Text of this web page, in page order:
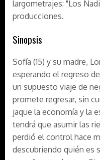
largometrajes: "Los
producciones.
Sinopsis
Sofía (15) y su madre,
esperando el regreso
un supuesto viaje de
promete regresar, sin
jaque la economía y la
tendrá que asumir las
perdió el control hace
descubriendo quién es